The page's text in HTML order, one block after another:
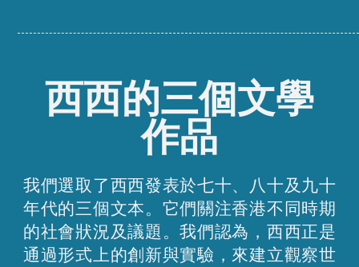
西西的三個文學
作品
我們選取了西西發表於七十、八十及九十
年代的三個文本。它們關注香港不同時期
的社會狀況及議題。我們認為，西西正是
通過形式上的創新與實驗，來建立觀察世